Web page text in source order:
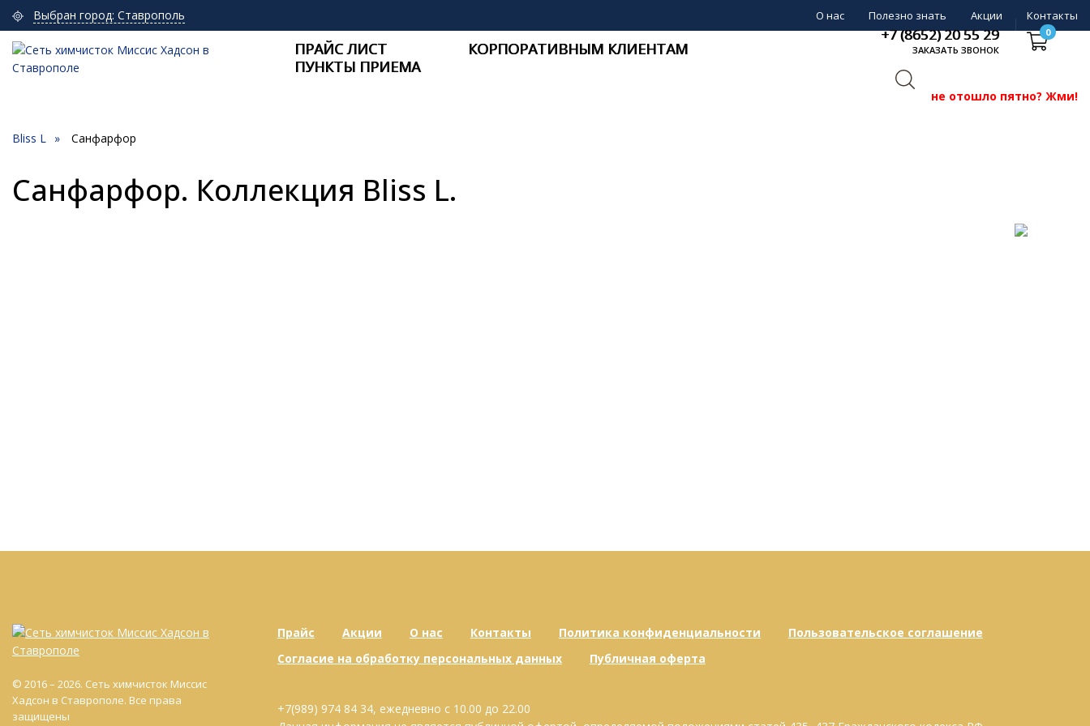
Выбран город: Ставрополь О нас Полезно знать Акции Контакты
ПРАЙС ЛИСТ
КОРПОРАТИВНЫМ КЛИЕНТАМ
ПУНКТЫ ПРИЕМА
+7 (8652) 20 55 29
ЗАКАЗАТЬ ЗВОНОК
0
не отошло пятно? Жми!
Bliss L Санфарфор
Санфарфор. Коллекция Bliss L.
© 2016 – 2026. Сеть химчисток Миссис
Хадсон в Ставрополе. Все права
защищены
Прайс Акции О нас Контакты Политика конфиденциальности
Пользовательское соглашение
Согласие на обработку персональных данных
Публичная оферта
+7(989) 974 84 34, ежедневно с 10.00 до 22.00